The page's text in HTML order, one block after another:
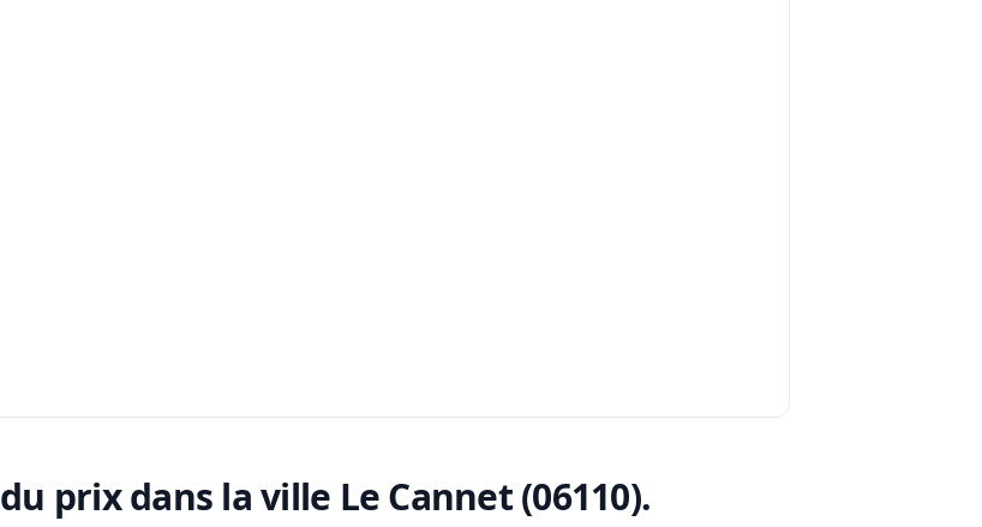
du prixdans la ville Le Cannet (06110).